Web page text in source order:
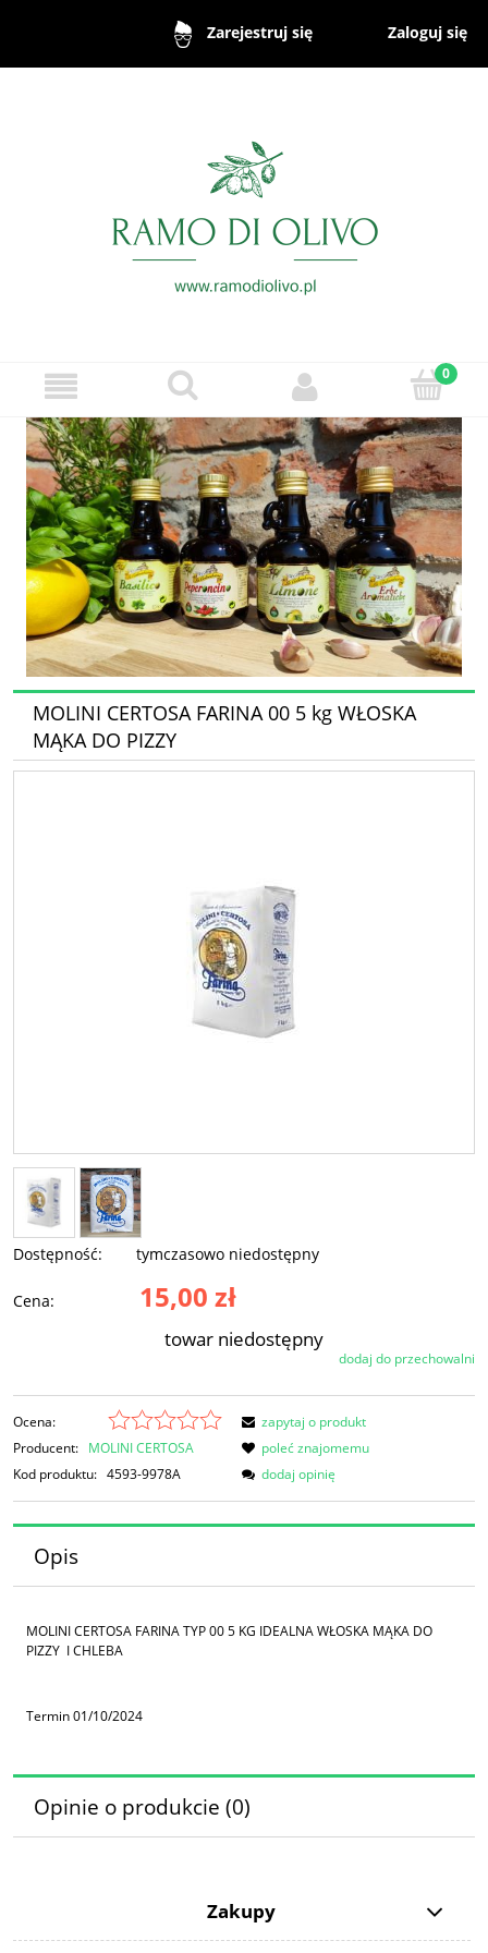
Zarejestruj się Zaloguj się
MOLINI CERTOSA FARINA 00 5 kg WŁOSKA
MĄKA DO PIZZY
Dostępność: tymczasowo niedostępny
Cena: 15,00 zł
towar niedostępny
dodaj do przechowalni
Ocena:
Producent: MOLINI CERTOSA
Kod produktu: 4593-9978A
zapytaj o produkt
poleć znajomemu
dodaj opinię
Opis
MOLINI CERTOSA FARINA TYP 00 5 KG IDEALNA WŁOSKA MĄKA DO
PIZZY I CHLEBA
Termin 01/10/2024
Opinie o produkcie (0)
Zakupy